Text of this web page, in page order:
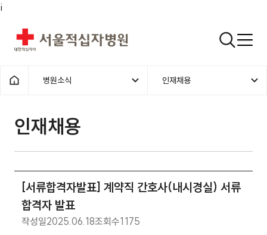
i
서울적십자병원 검색열기
홈으로 1차메뉴
병원소식 2차메뉴
인재채용
인재채용 | 병원소식 | [서류합격
인재채용
[서류합격자발표] 계약직 간호사(내시경실) 서류
합격자 발표
작성일2025.06.18조회수1175